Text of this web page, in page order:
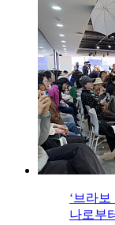
‘브라
나로부